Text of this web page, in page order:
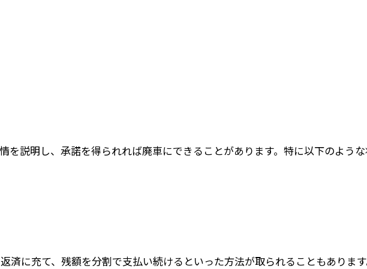
を説明し、承諾を得られれば廃車にできることがあります。特に以下のよう
に充て、残額を分割で支払い続けるといった方法が取られることもあります